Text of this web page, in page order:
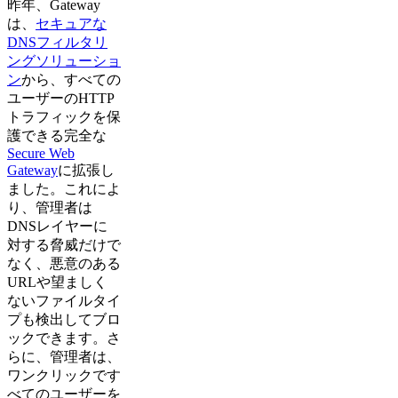
昨年、Gateway
は、 セキュアな
DNSフィルタリ
ングソリューショ
ンから、すべての
ユーザーのHTTP
トラフィックを保
護できる完全な
Secure Web
Gatewayに拡張し
ました。これによ
り、管理者は
DNSレイヤーに
対する脅威だけで
なく、悪意のある
URLや望ましく
ないファイルタイ
プも検出してブロ
ックできます。さ
らに、管理者は、
ワンクリックです
べてのユーザーを